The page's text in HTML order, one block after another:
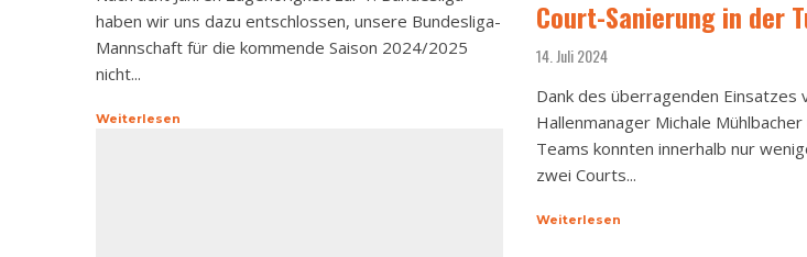
haben wir uns dazu entschlossen, unsere Bundesliga-
Mannschaft für die kommende Saison 2024/2025
nicht...
Weiterlesen
Court-Sanierung in der
14. Juli 2024
Dank des überragenden Einsatzes
Hallenmanager Michale
Teams konnten innerhalb nur
zwei Courts...
Weiterlesen